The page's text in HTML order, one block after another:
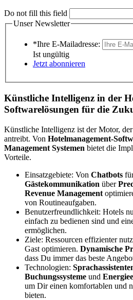
Do not fill this field
Unser Newsletter
*Ihre E-Mailadresse:
Ist ungültig
Jetzt abonnieren
Künstliche Intelligenz in der
Softwarelösungen für die
Künstliche Intelligenz ist der Motor,
antreibt. Von Hotelmanagement-
Management Systemen bietet die
Vorteile.
Einsatzgebiete: Von Chatbots
Gästekommunikation über
Revenue Management
von Routineaufgaben.
Benutzerfreundlichkeit: Hotels
einfach zu bedienen sind und
ermöglichen.
Ziele: Ressourcen effizienter
Gast optimieren. Dynamische
dass Du immer das beste
Technologien:
Buchungssysteme und
um Dir einen komfortablen und
bieten.